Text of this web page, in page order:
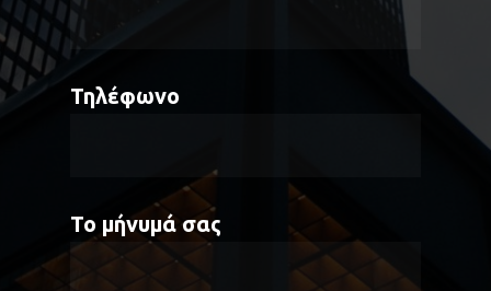
Τηλέφωνο
Το μήνυμά σας